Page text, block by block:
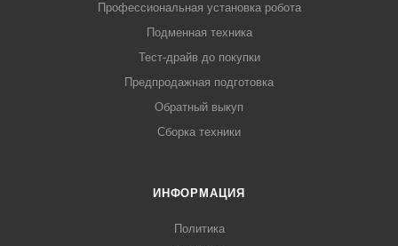
Профессиональная установка робота
Подменная техника
Тест-драйв до покупки
Предпродажная подготовка
Обратный выкуп
Сборка техники
ИНФОРМАЦИЯ
Политика